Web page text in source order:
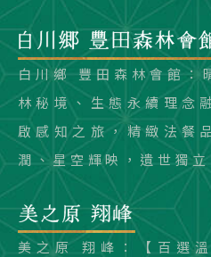
白川鄉 豐田森林會館：
林秘境、生態永續理念
啟感知之旅，精緻法餐
潤、星空輝映，遺世獨立
美之原 翔峰：【百選